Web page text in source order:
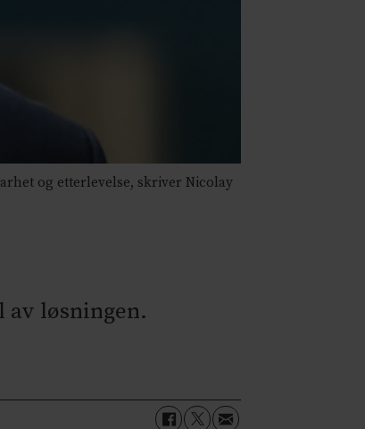
og etterlevelse, skriver Nicolay
av løsningen.